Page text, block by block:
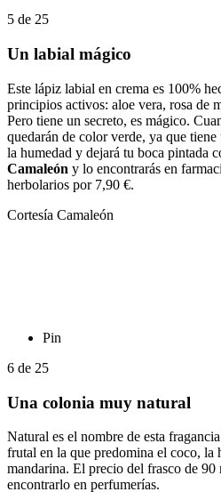
5 de 25
Un labial mágico
Este lápiz labial en crema es 100%
principios activos: aloe vera, rosa de
Pero tiene un secreto, es mágico.
quedarán de color verde, ya que
la humedad y dejará tu boca pintada
Camaleón y lo encontrarás en
herbolarios por 7,90 €.
Cortesía Camaleón
Pin
6 de 25
Una colonia muy natural
Natural es el nombre de esta
frutal en la que predomina el coco, la
mandarina. El precio del frasco de 90
encontrarlo en perfumerías.